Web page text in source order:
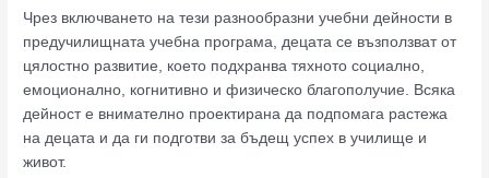
Чрез включването на тези разнообразни учебни дейности в
предучилищната учебна програма, децата се възползват от
цялостно развитие, което подхранва тяхното социално,
емоционално, когнитивно и физическо благополучие. Всяка
дейност е внимателно проектирана да подпомага растежа
на децата и да ги подготви за бъдещ успех в училище и
живот.